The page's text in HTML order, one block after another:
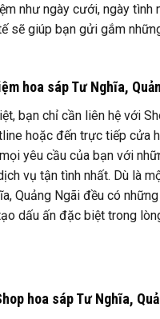
như ngày cưới, ngày tình
sẽ giúp bạn gửi gắm
hoa sáp Tư Nghĩa,
bạn chỉ cần liên hệ với
hoặc đến trực tiếp cửa
yêu cầu của bạn với
vụ tận tình nhất. Dù là
Quảng Ngãi đều có
dấu ấn đặc biệt trong
hoa sáp Tư Nghĩa,